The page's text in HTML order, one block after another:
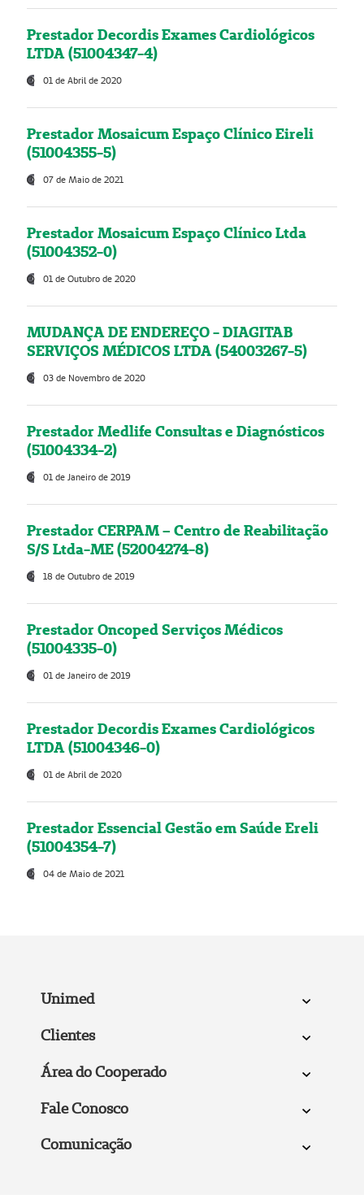
Prestador Decordis Exames Cardiológicos
LTDA (51004347-4)
01 de Abril de 2020
Prestador Mosaicum Espaço Clínico Eireli
(51004355-5)
07 de Maio de 2021
Prestador Mosaicum Espaço Clínico Ltda
(51004352-0)
01 de Outubro de 2020
MUDANÇA DE ENDEREÇO - DIAGITAB
SERVIÇOS MÉDICOS LTDA (54003267-5)
03 de Novembro de 2020
Prestador Medlife Consultas e Diagnósticos
(51004334-2)
01 de Janeiro de 2019
Prestador CERPAM – Centro de Reabilitação
S/S Ltda-ME (52004274-8)
18 de Outubro de 2019
Prestador Oncoped Serviços Médicos
(51004335-0)
01 de Janeiro de 2019
Prestador Decordis Exames Cardiológicos
LTDA (51004346-0)
01 de Abril de 2020
Prestador Essencial Gestão em Saúde Ereli
(51004354-7)
04 de Maio de 2021
Unimed
Clientes
Área do Cooperado
Fale Conosco
Comunicação